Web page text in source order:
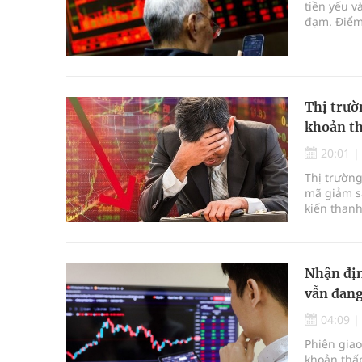
tiền yếu
đạm.
Thị
khoản
20:01 |
Thị
mã giảm
kiến
Nhận
vẫn
04:09 |
Phiên